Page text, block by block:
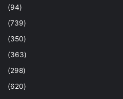
(94)
(739)
(350)
(363)
(298)
(620)